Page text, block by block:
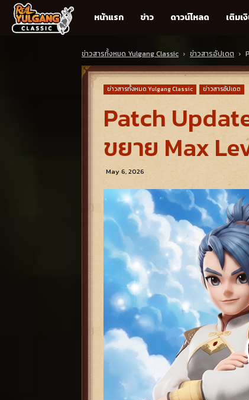
Real
Yulgang
Classic
หน้าแรก ข่าว ดาวน์โหลด เติมเ
ข่าวสารทั้งหมด Yulgang Classic ข่าวสารอัปเดต
ข่าวสารทั้งหมด Yulgang Classic ข่าวสารอัปเดต
Patch
ขยาย Max
May 6, 2026